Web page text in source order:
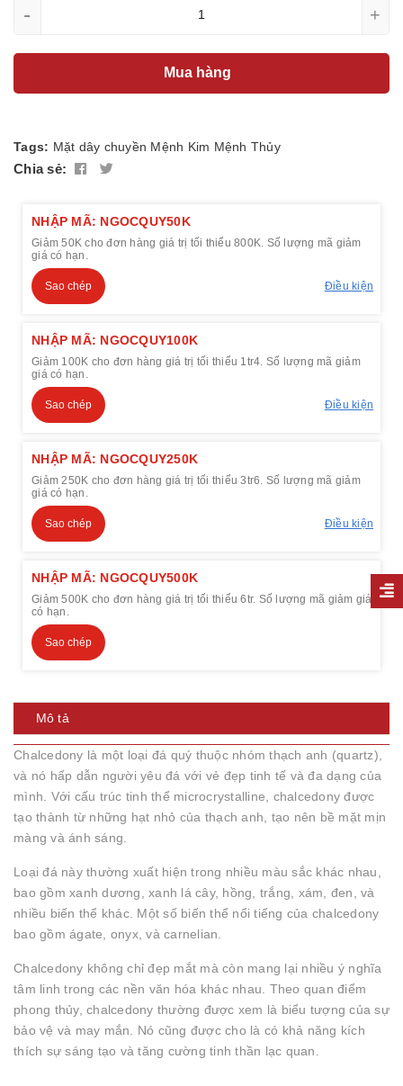
- +
Mua hàng
Tags: Mặt dây chuyền Mệnh Kim Mệnh Thủy
Chia sẻ:
NHẬP MÃ: NGOCQUY50K
Giảm 50K cho đơn hàng giá trị tối thiểu 800K. Số lượng mã giảm
giá có hạn.
Sao chép Điều kiện
NHẬP MÃ: NGOCQUY100K
Giảm 100K cho đơn hàng giá trị tối thiểu 1tr4. Số lượng mã giảm
giá có hạn.
Sao chép Điều kiện
NHẬP MÃ: NGOCQUY250K
Giảm 250K cho đơn hàng giá trị tối thiểu 3tr6. Số lượng mã giảm
giá có hạn.
Sao chép Điều kiện
NHẬP MÃ: NGOCQUY500K
Giảm 500K cho đơn hàng giá trị tối thiểu 6tr. Số lượng mã giảm giá
có hạn.
Sao chép
Mô tả
Chalcedony là một loại đá quý thuộc nhóm thạch anh (quartz),
và nó hấp dẫn người yêu đá với vẻ đẹp tinh tế và đa dạng của
mình. Với cấu trúc tinh thể microcrystalline, chalcedony được
tạo thành từ những hạt nhỏ của thạch anh, tạo nên bề mặt mịn
màng và ánh sáng.
Loại đá này thường xuất hiện trong nhiều màu sắc khác nhau,
bao gồm xanh dương, xanh lá cây, hồng, trắng, xám, đen, và
nhiều biến thể khác. Một số biến thể nổi tiếng của chalcedony
bao gồm ágate, onyx, và carnelian.
Chalcedony không chỉ đẹp mắt mà còn mang lại nhiều ý nghĩa
tâm linh trong các nền văn hóa khác nhau. Theo quan điểm
phong thủy, chalcedony thường được xem là biểu tượng của sự
bảo vệ và may mắn. Nó cũng được cho là có khả năng kích
thích sự sáng tạo và tăng cường tinh thần lạc quan.